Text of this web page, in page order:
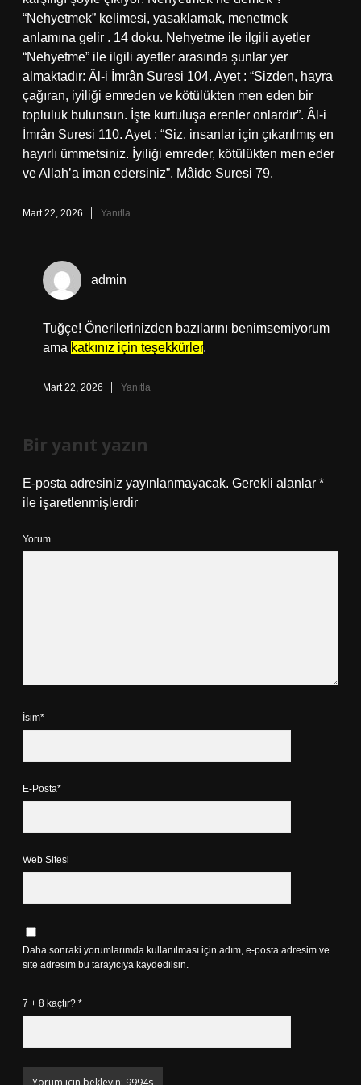
“Nehyetmek” kelimesi, yasaklamak, menetmek
anlamına gelir . 14 doku. Nehyetme ile ilgili ayetler
“Nehyetme” ile ilgili ayetler arasında şunlar yer
almaktadır: Âl-i İmrân Suresi 104. Ayet : “Sizden, hayra
çağıran, iyiliği emreden ve kötülükten men eden bir
topluluk bulunsun. İşte kurtuluşa erenler onlardır”. Âl-i
İmrân Suresi 110. Ayet : “Siz, insanlar için çıkarılmış en
hayırlı ümmetsiniz. İyiliği emreder, kötülükten men eder
ve Allah’a iman edersiniz”. Mâide Suresi 79.
Mart 22, 2026 Yanıtla
admin
Tuğçe! Önerilerinizden bazılarını benimsemiyorum
ama katkınız için teşekkürler.
Mart 22, 2026 Yanıtla
Bir yanıt yazın
E-posta adresiniz yayınlanmayacak. Gerekli alanlar *
ile işaretlenmişlerdir
Yorum
İsim*
E-Posta*
Web Sitesi
Daha sonraki yorumlarımda kullanılması için adım, e-posta adresim ve
site adresim bu tarayıcıya kaydedilsin.
7 + 8 kaçtır? *